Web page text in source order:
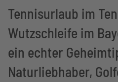
Tennisurlaub im
Wutzschleife im
ein echter
Naturliebhaber,